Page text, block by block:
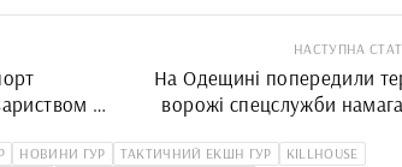
з
НАСТУПНА
На Одещині попередили
ворожі спецслужби
НОВИНИ ГУР ТАКТИЧНИЙ ЕКШН ГУР
KILLHOUSE